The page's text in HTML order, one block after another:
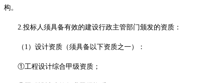
构。
2.投标人须具备有效的建设行政主管部门颁发的资质：
（ 1）设计资质（须具备以下资质之一）：
①工程设计综合甲级资质；